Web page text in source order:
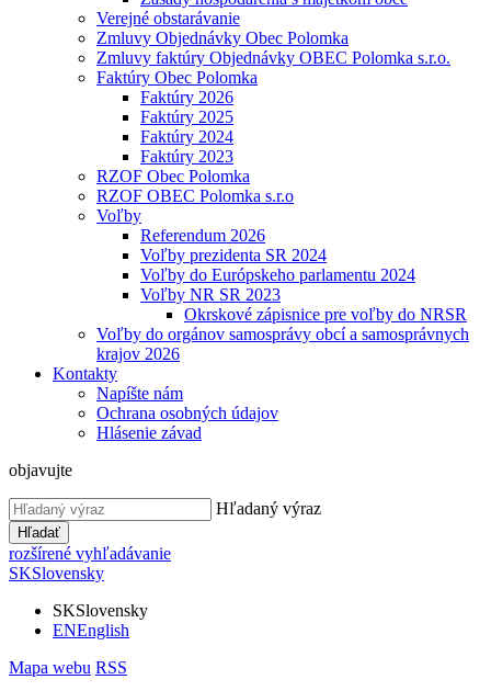
Verejné obstarávanie
Zmluvy Objednávky Obec Polomka
Zmluvy faktúry Objednávky OBEC Polomka s.r.o.
Faktúry Obec Polomka
Faktúry 2026
Faktúry 2025
Faktúry 2024
Faktúry 2023
RZOF Obec Polomka
RZOF OBEC Polomka s.r.o
Voľby
Referendum 2026
Voľby prezidenta SR 2024
Voľby do Európskeho parlamentu 2024
Voľby NR SR 2023
Okrskové zápisnice pre voľby do NRSR
Voľby do orgánov samosprávy obcí a samosprávnych
krajov 2026
Kontakty
Napíšte nám
Ochrana osobných údajov
Hlásenie závad
objavujte
Hľadaný výraz
Hľadať
rozšírené vyhľadávanie
SKSlovensky
SKSlovensky
ENEnglish
Mapa webu RSS